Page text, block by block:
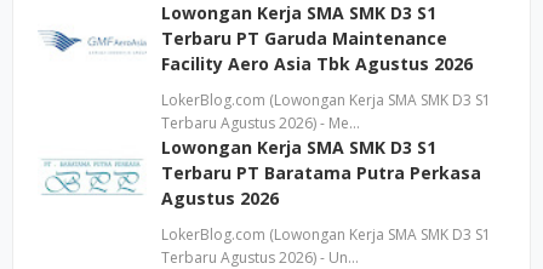
Lowongan Kerja SMA SMK D3 S1
Terbaru PT Garuda Maintenance
Facility Aero Asia Tbk Agustus 2026
LokerBlog.com (Lowongan Kerja SMA SMK D3 S1
Terbaru Agustus 2026) - Me…
Lowongan Kerja SMA SMK D3 S1
Terbaru PT Baratama Putra Perkasa
Agustus 2026
LokerBlog.com (Lowongan Kerja SMA SMK D3 S1
Terbaru Agustus 2026) - Un…